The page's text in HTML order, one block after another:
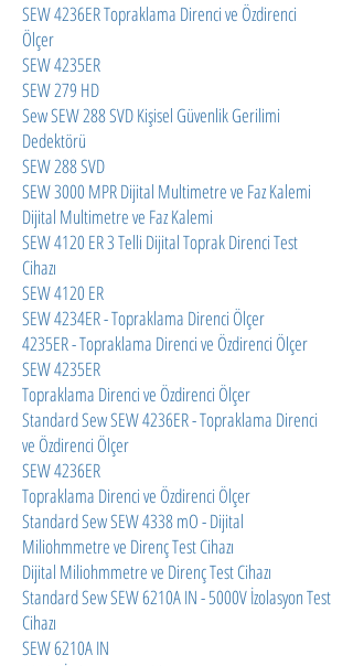
SEW 4236ER Topraklama Direnci ve Özdirenci
Ölçer
SEW 4235ER
SEW 279 HD
Sew SEW 288 SVD Kişisel Güvenlik Gerilimi
Dedektörü
SEW 288 SVD
SEW 3000 MPR Dijital Multimetre ve Faz Kalemi
Dijital Multimetre ve Faz Kalemi
SEW 4120 ER 3 Telli Dijital Toprak Direnci Test
Cihazı
SEW 4120 ER
SEW 4234ER - Topraklama Direnci Ölçer
4235ER - Topraklama Direnci ve Özdirenci Ölçer
SEW 4235ER
Topraklama Direnci ve Özdirenci Ölçer
Standard Sew SEW 4236ER - Topraklama Direnci
ve Özdirenci Ölçer
SEW 4236ER
Topraklama Direnci ve Özdirenci Ölçer
Standard Sew SEW 4338 mO - Dijital
Miliohmmetre ve Direnç Test Cihazı
Dijital Miliohmmetre ve Direnç Test Cihazı
Standard Sew SEW 6210A IN - 5000V İzolasyon Test
Cihazı
SEW 6210A IN